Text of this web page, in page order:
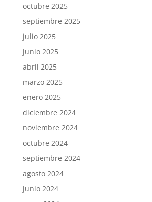
octubre 2025
septiembre 2025
julio 2025
junio 2025
abril 2025
marzo 2025
enero 2025
diciembre 2024
noviembre 2024
octubre 2024
septiembre 2024
agosto 2024
junio 2024